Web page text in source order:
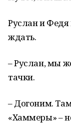
Руслан и Федя
ждать.
– Руслан, мы
тачки.
– Догоним.
«Хаммеры» –